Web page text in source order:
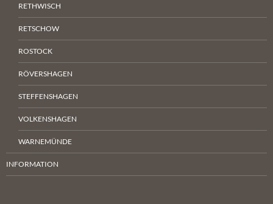
RETHWISCH
RETSCHOW
ROSTOCK
RÖVERSHAGEN
STEFFENSHAGEN
VOLKENSHAGEN
WARNEMÜNDE
INFORMATION